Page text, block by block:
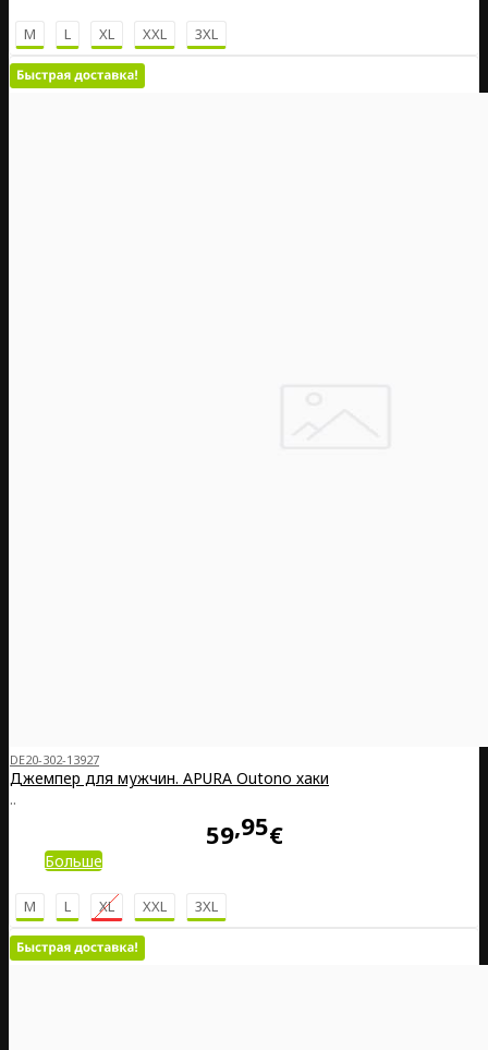
M L XL XXL 3XL
DE20-302-13927
Джемпер для мужчин. APURA Outono хаки
..
59 95€
Больше
M L XL XXL 3XL